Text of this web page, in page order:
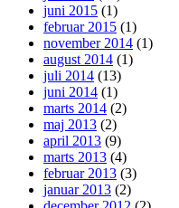
juni 2015 (1)
februar 2015 (1)
november 2014 (1)
august 2014 (1)
juli 2014 (13)
juni 2014 (1)
marts 2014 (2)
maj 2013 (2)
april 2013 (9)
marts 2013 (4)
februar 2013 (3)
januar 2013 (2)